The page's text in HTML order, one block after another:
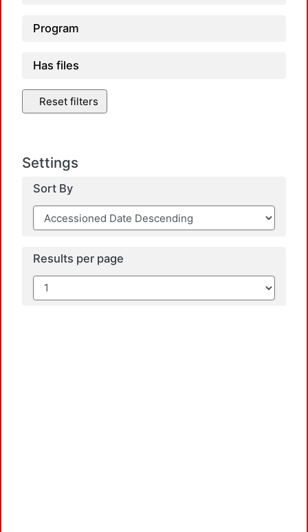
Program
Has files
Reset filters
Settings
Sort By
Results per page